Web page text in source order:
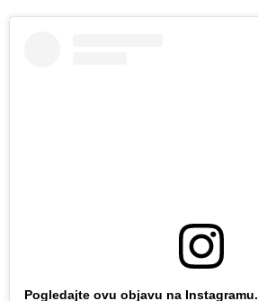
Pogledajte ovu objavu na Instagramu.